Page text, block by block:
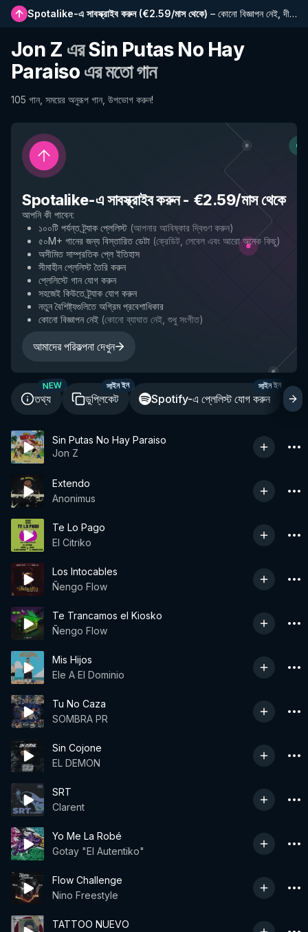
Spotalike-এ সাবস্ক্রাইব করুন(€2.59/মাস থেকে) – কোনো বিজ্ঞাপন নেই, দীর্ঘতর প্লেলিস্ট, সম্পূর্ণ ইতিহাস এবং নতুন বৈশিষ্ট্যে প্রাথমিক প্রবেশাধিকার
Jon Z এরSin Putas No Hay
Paraiso এর মতো গান
105 গান, সময়ের অনুরূপ গান, উপভোগ করুন!
Spotalike-এ সাবস্ক্রাইব করুন- €2.59/মাস থেকে
আপনি কী পাবেন:
১০০টি পর্যন্ত ট্র্যাক প্লেলিস্ট (আপনার আবিষ্কার দ্বিগুণ করুন)
৫০M+ গানের জন্য বিস্তারিত ডেটা (ক্রেডিট, লেবেল এবং আরো অনেক কিছু)
অসীমিত সাম্প্রতিক প্লে ইতিহাস
সীমাহীন প্লেলিস্ট তৈরি করুন
প্লেলিস্টে গান যোগ করুন
সহজেই কিউতে ট্র্যাক যোগ করুন
নতুন বৈশিষ্ট্যগুলিতে অগ্রিম প্রবেশাধিকার
কোনো বিজ্ঞাপন নেই (কোনো ব্যাঘাত নেই, শুধু সংগীত)
আমাদের পরিকল্পনা দেখুন
তথ্য
NEW
ডুপ্লিকেট
সাইন ইন
Spotify-এ প্লেলিস্ট যোগ করুন
সাইন ইন
Sin Putas No Hay Paraiso
Jon Z
Extendo
Anonimus
Te Lo Pago
El Citriko
Los Intocables
Ñengo Flow
Te Trancamos el Kiosko
Ñengo Flow
Mis Hijos
Ele A El Dominio
Tu No Caza
SOMBRA PR
Sin Cojone
EL DEMON
SRT
Clarent
Yo Me La Robé
Gotay "El Autentiko"
Flow Challenge
Nino Freestyle
TATTOO NUEVO